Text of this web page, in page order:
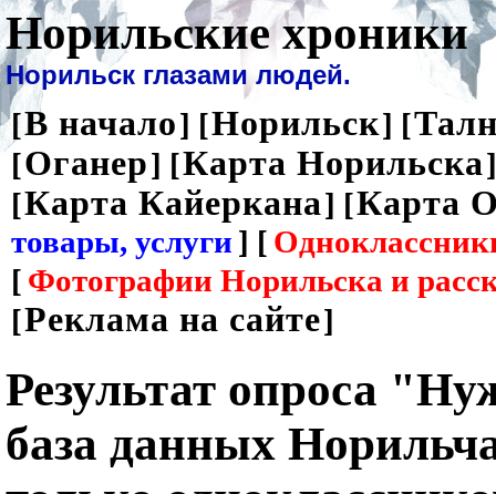
Норильские хроники
Норильск глазами людей.
[В начало] [Норильск] [
[Оганер] [Карта Норильска
[Карта Кайеркана] [Карта
товары, услуги ] [
[ Фотографии Норильска и
[Реклама на сайте]
Результат опроса
база данных